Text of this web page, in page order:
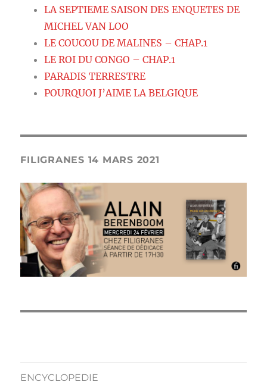
LA SEPTIEME SAISON DES ENQUETES DE
MICHEL VAN LOO
LE COUCOU DE MALINES – CHAP.1
LE ROI DU CONGO – CHAP.1
PARADIS TERRESTRE
POURQUOI J’AIME LA BELGIQUE
FILIGRANES 14 MARS 2021
ENCYCLOPEDIE